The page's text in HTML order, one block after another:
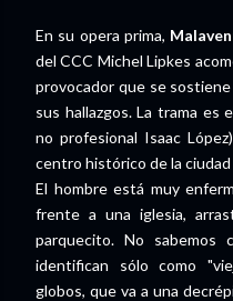
En su opera prima,
del CCC Michel Lipkes
provocador que se
sus hallazgos. La trama es
no profesional Isaac
centro histórico de la
El hombre está muy
frente a una iglesia,
parquecito. No sabemos
identifican sólo como
globos, que va a una